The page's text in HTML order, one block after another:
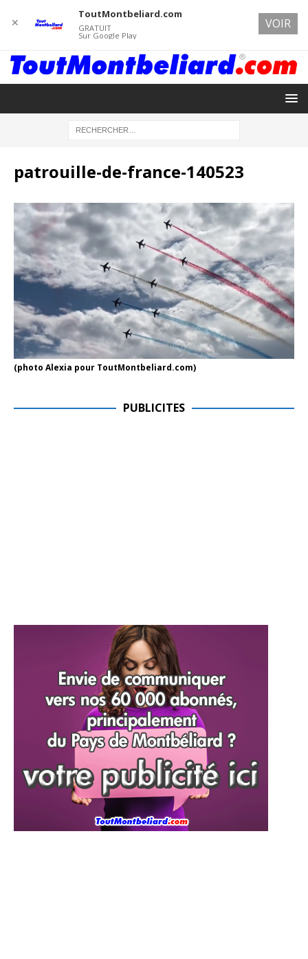
patrouille-de-france-140523
(photo Alexia pour ToutMontbeliard.com)
PUBLICITES
✕
ToutMontbeliard.com
GRATUIT
Sur Google Play
VOIR